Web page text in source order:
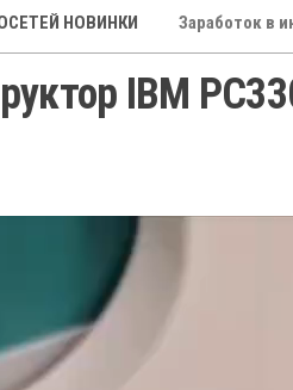
НОВИНКИ Заработок в
IBM